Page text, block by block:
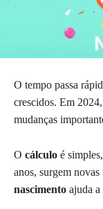
O tempo passa
crescidos. Em
mudanças
O cálculo é
anos, surgem
nascimento ajuda a